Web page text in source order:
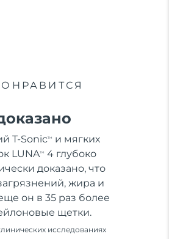
T-SonicTM
и мягких
LUNATM
4 глубоко
доказано, что
жира и
он в 35 раз более
щетки.
исследованиях